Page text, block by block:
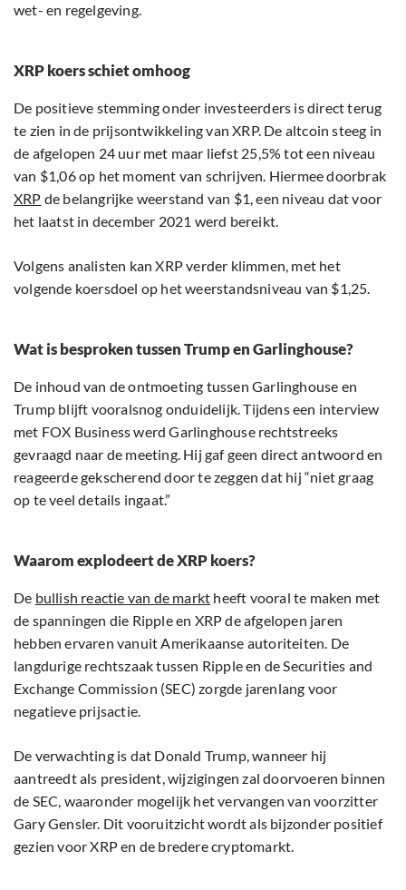
wet- en regelgeving.
XRP koers schiet omhoog
De positieve stemming onder investeerders is direct terug
te zien in de prijsontwikkeling van XRP. De altcoin steeg in
de afgelopen 24 uur met maar liefst 25,5% tot een niveau
van $1,06 op het moment van schrijven. Hiermee doorbrak
XRP de belangrijke weerstand van $1, een niveau dat voor
het laatst in december 2021 werd bereikt.
Volgens analisten kan XRP verder klimmen, met het
volgende koersdoel op het weerstandsniveau van $1,25.
Wat is besproken tussen Trump en Garlinghouse?
De inhoud van de ontmoeting tussen Garlinghouse en
Trump blijft vooralsnog onduidelijk. Tijdens een interview
met FOX Business werd Garlinghouse rechtstreeks
gevraagd naar de meeting. Hij gaf geen direct antwoord en
reageerde gekscherend door te zeggen dat hij “niet graag
op te veel details ingaat.”
Waarom explodeert de XRP koers?
De bullish reactie van de markt heeft vooral te maken met
de spanningen die Ripple en XRP de afgelopen jaren
hebben ervaren vanuit Amerikaanse autoriteiten. De
langdurige rechtszaak tussen Ripple en de Securities and
Exchange Commission (SEC) zorgde jarenlang voor
negatieve prijsactie.
De verwachting is dat Donald Trump, wanneer hij
aantreedt als president, wijzigingen zal doorvoeren binnen
de SEC, waaronder mogelijk het vervangen van voorzitter
Gary Gensler. Dit vooruitzicht wordt als bijzonder positief
gezien voor XRP en de bredere cryptomarkt.